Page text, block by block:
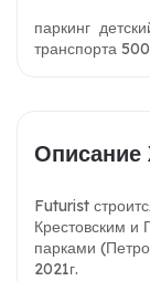
паркинг
транспорта
Futurist
Крестовским и
парками
2021г.